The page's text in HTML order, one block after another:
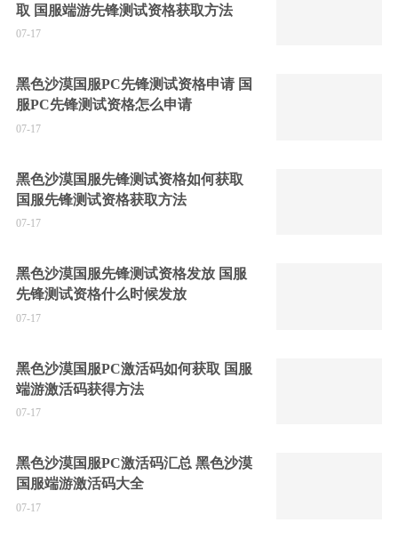
取 国服端游先锋测试资格获取方法
07-17
黑色沙漠国服PC先锋测试资格申请 国
服PC先锋测试资格怎么申请
07-17
黑色沙漠国服先锋测试资格如何获取
国服先锋测试资格获取方法
07-17
黑色沙漠国服先锋测试资格发放 国服
先锋测试资格什么时候发放
07-17
黑色沙漠国服PC激活码如何获取 国服
端游激活码获得方法
07-17
黑色沙漠国服PC激活码汇总 黑色沙漠
国服端游激活码大全
07-17